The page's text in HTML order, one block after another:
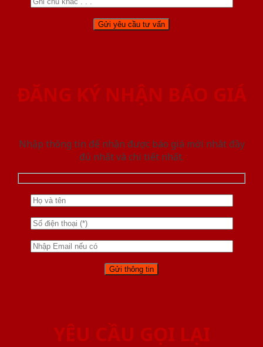
ĐĂNG KÝ NHẬN BÁO GIÁ
Nhập thông tin để nhận được báo giá mới nhât đầy
đủ nhất và chi tiết nhất.
YÊU CẦU GỌI LẠI